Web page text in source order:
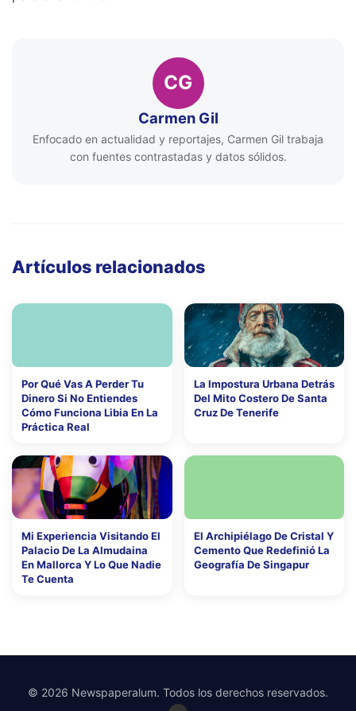
CG
Carmen Gil
Enfocado en actualidad y reportajes, Carmen Gil trabaja
con fuentes contrastadas y datos sólidos.
Artículos relacionados
Por Qué Vas A Perder Tu
Dinero Si No Entiendes
Cómo Funciona Libia En La
Práctica Real
La Impostura Urbana Detrás
Del Mito Costero De Santa
Cruz De Tenerife
Mi Experiencia Visitando El
Palacio De La Almudaina
En Mallorca Y Lo Que Nadie
Te Cuenta
El Archipiélago De Cristal Y
Cemento Que Redefinió La
Geografía De Singapur
© 2026 Newspaperalum. Todos los derechos reservados.